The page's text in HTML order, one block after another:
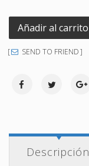
Añadir al carrito
SEND TO FRIEND
Descripción